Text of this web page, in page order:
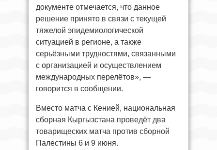
документе отмечается, что данное
решение принято в связи с текущей
тяжелой эпидемиологической
ситуацией в регионе, а также
серьёзными трудностями, связанными
с организацией и осуществлением
международных перелётов», —
говорится в сообщении.
Вместо матча с Кенией, национальная
сборная Кыргызстана проведёт два
товарищеских матча против сборной
Палестины 6 и 9 июня.